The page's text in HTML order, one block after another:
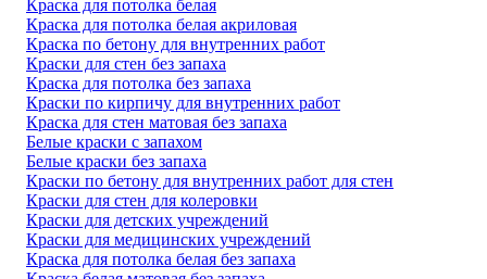
Краска для потолка белая
Краска для потолка белая акриловая
Краска по бетону для внутренних работ
Краски для стен без запаха
Краска для потолка без запаха
Краски по кирпичу для внутренних работ
Краска для стен матовая без запаха
Белые краски с запахом
Белые краски без запаха
Краски по бетону для внутренних работ для стен
Краски для стен для колеровки
Краски для детских учреждений
Краски для медицинских учреждений
Краска для потолка белая без запаха